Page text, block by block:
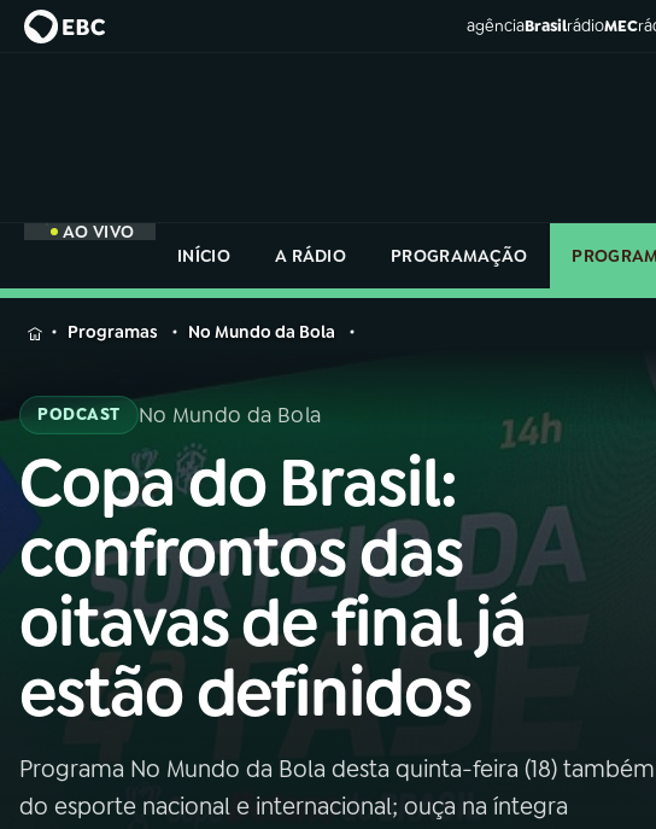
agênciaBrasilrádioMEC
AO VIVO
INÍCIO
A RÁDIO PROGRAMAÇÃO
MENU
Buscar
na
Rádio
Nacional
AO VIVO
01INÍCIO
02 A RÁDIO
03PROGRAMAÇÃO
na
Rádio
Programas No Mundo da Bola
PODCAST No Mundo da Bola
Copa do Brasil:
confrontos das
oitavas de final já
estão definidos
Programa No Mundo da Bola desta quinta-feira (18)
do esporte nacional e internacional; ouça na íntegra